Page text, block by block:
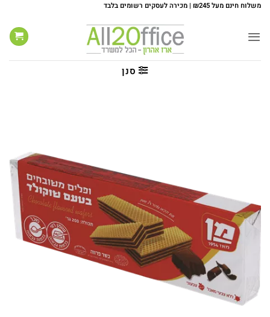
Skip
content
משלוח חינם מעל ₪245 | מכירה לעסקים רשומים בלבד
סנן